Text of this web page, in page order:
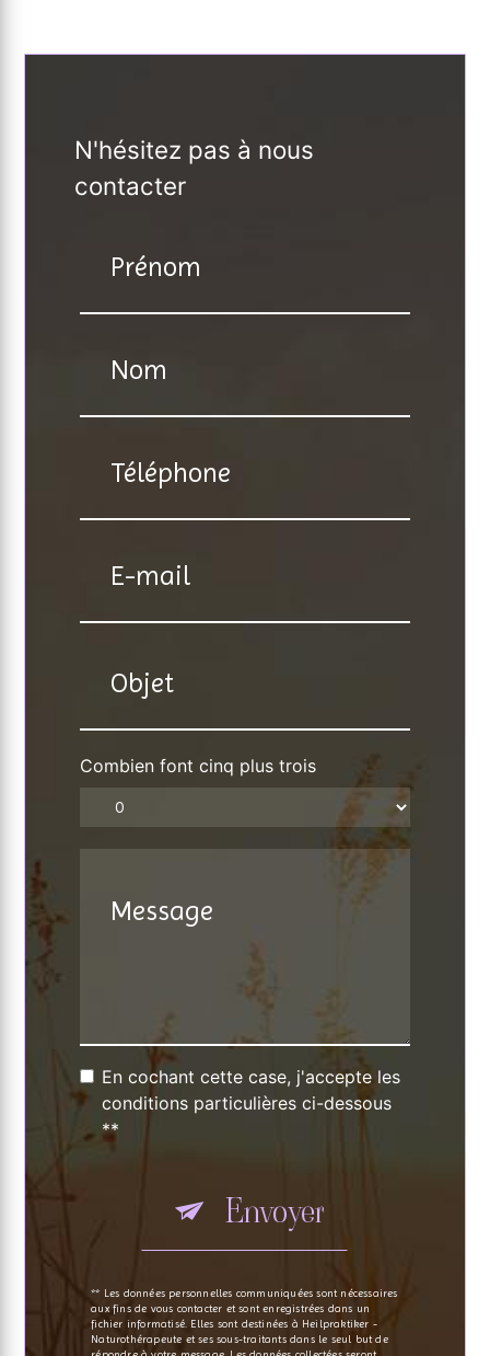
N'hésitez pas à nous
contacter
Combien font cinq plus trois
En cochant cette case, j'accepte les
conditions particulières ci-dessous
**
Envoyer
** Les données personnelles communiquées sont nécessaires
aux fins de vous contacter et sont enregistrées dans un
fichier informatisé. Elles sont destinées à Heilpraktiker -
Naturothérapeute et ses sous-traitants dans le seul but de